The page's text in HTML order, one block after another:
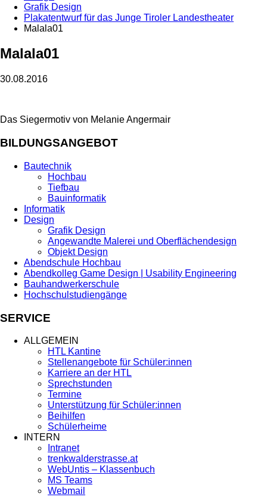
Grafik Design
Plakatentwurf für das Junge Tiroler Landestheater
Malala01
Malala01
30.08.2016
Das Siegermotiv von Melanie Angermair
BILDUNGSANGEBOT
Bautechnik
Hochbau
Tiefbau
Bauinformatik
Informatik
Design
Grafik Design
Angewandte Malerei und Oberflächendesign
Objekt Design
Abendschule Hochbau
Abendkolleg Game Design | Usability Engineering
Bauhandwerkerschule
Hochschulstudiengänge
SERVICE
ALLGEMEIN
HTL Kantine
Stellenangebote für Schüler:innen
Karriere an der HTL
Sprechstunden
Termine
Unterstützung für Schüler:innen
Beihilfen
Schülerheime
INTERN
Intranet
trenkwalderstrasse.at
WebUntis – Klassenbuch
MS Teams
Webmail